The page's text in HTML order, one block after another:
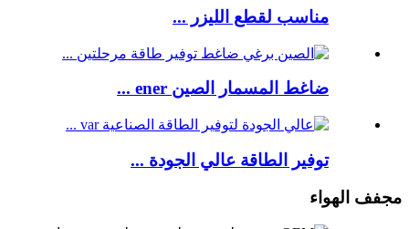
مناسب لقطع الليزر ...
ضاغط المسمار الصين ener ...
توفير الطاقة عالي الجودة ...
مجفف الهواء